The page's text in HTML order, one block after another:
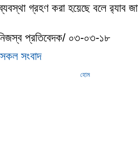
গ্রহণ করা হয়েছে বলে র‌্যাব
নিজস্ব প্রতিবেদক/ ০৩-০৩-১৮
সকল সংবাদ
হোম